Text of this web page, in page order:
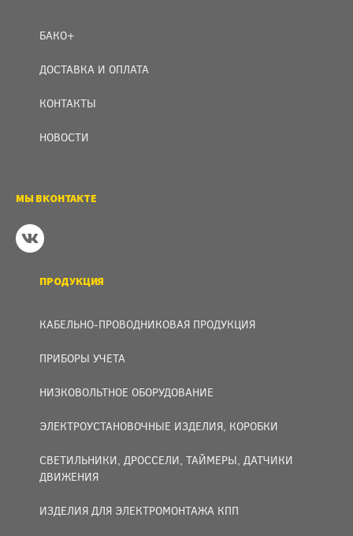
БАКО+
ДОСТАВКА И ОПЛАТА
КОНТАКТЫ
НОВОСТИ
МЫ ВКОНТАКТЕ
ПРОДУКЦИЯ
КАБЕЛЬНО-ПРОВОДНИКОВАЯ ПРОДУКЦИЯ
ПРИБОРЫ УЧЕТА
НИЗКОВОЛЬТНОЕ ОБОРУДОВАНИЕ
ЭЛЕКТРОУСТАНОВОЧНЫЕ ИЗДЕЛИЯ, КОРОБКИ
СВЕТИЛЬНИКИ, ДРОССЕЛИ, ТАЙМЕРЫ, ДАТЧИКИ
ДВИЖЕНИЯ
ИЗДЕЛИЯ ДЛЯ ЭЛЕКТРОМОНТАЖА КПП